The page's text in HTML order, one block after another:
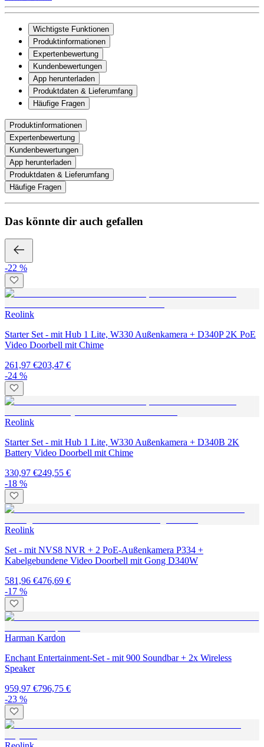
Wichtigste Funktionen
Produktinformationen
Expertenbewertung
Kundenbewertungen
App herunterladen
Produktdaten & Lieferumfang
Häufige Fragen
Produktinformationen
Expertenbewertung
Kundenbewertungen
App herunterladen
Produktdaten & Lieferumfang
Häufige Fragen
Das könnte dir auch gefallen
-22 %
Reolink
Starter Set - mit Hub 1 Lite, W330 Außenkamera + D340P 2K PoE
Video Doorbell mit Chime
261,97 €203,47 €
-24 %
Reolink
Starter Set - mit Hub 1 Lite, W330 Außenkamera + D340B 2K
Battery Video Doorbell mit Chime
330,97 €249,55 €
-18 %
Reolink
Set - mit NVS8 NVR + 2 PoE-Außenkamera P334 +
Kabelgebundene Video Doorbell mit Gong D340W
581,96 €476,69 €
-17 %
Harman Kardon
Enchant Entertainment-Set - mit 900 Soundbar + 2x Wireless
Speaker
959,97 €796,75 €
-23 %